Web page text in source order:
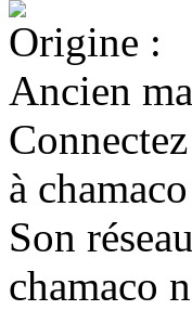
Origine :
Ancien
à chamaco
Son réseau
chamaco